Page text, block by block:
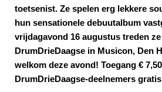
toetsenist. Ze spelen erg lekkere
hun sensationele debuutalbum
vrijdagavond 16 augustus treden
DrumDrieDaagse in Musicon, Den
welkom deze avond! Toegang €
DrumDrieDaagse-deelnemers